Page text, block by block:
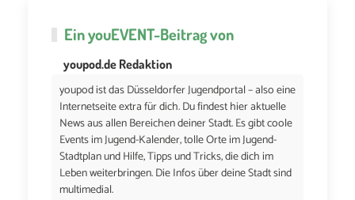
EinyouEVENT-Beitrag von
youpod.de Redaktion
youpod ist das Düsseldorfer Jugendportal – also eine
Internetseite extra für dich. Du findest hier aktuelle
News aus allen Bereichen deiner Stadt. Es gibt coole
Events im Jugend-Kalender, tolle Orte im Jugend-
Stadtplan und Hilfe, Tipps und Tricks, die dich im
Leben weiterbringen. Die Infos über deine Stadt sind
multimedial.